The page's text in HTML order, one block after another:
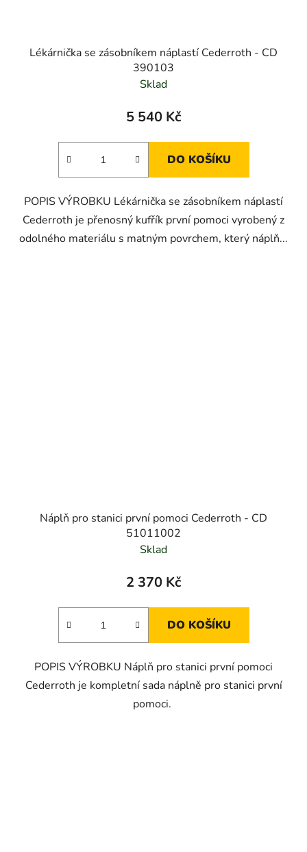
Lékárnička se zásobníkem náplastí Cederroth - CD
390103
Sklad
5 540 Kč
DO KOŠÍKU
POPIS VÝROBKU Lékárnička se zásobníkem náplastí
Cederroth je přenosný kufřík první pomoci vyrobený z
odolného materiálu s matným povrchem, který náplň...
Náplň pro stanici první pomoci Cederroth - CD
51011002
Sklad
2 370 Kč
DO KOŠÍKU
POPIS VÝROBKU Náplň pro stanici první pomoci
Cederroth je kompletní sada náplně pro stanici první
pomoci.